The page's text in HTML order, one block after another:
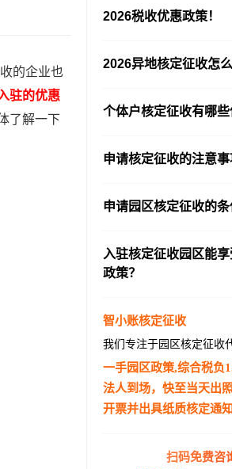
2026税收优惠政策！
2026异地核定征收怎么
个体户核定征收有哪些
申请核定征收的注意事
申请园区核定征收的条
入驻核定征收园区能
政策？
智小账核定征收
我们专注于园区核定征收
一手园区政策,综合税负
法人到场，快至当天出
开票并出具纸质核定通
扫码免费咨
的企业也
驻的优惠
了解一下